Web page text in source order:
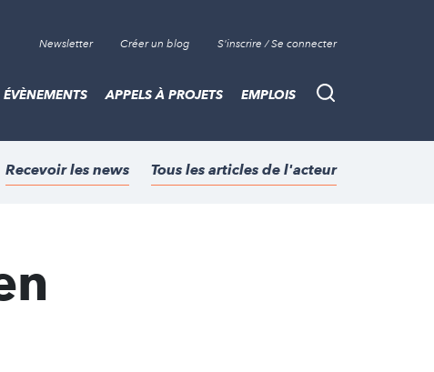
Newsletter Créer un blog S'inscrire / Se connecter
Recherche
ÉVÈNEMENTS APPELS À PROJETS EMPLOIS
Recevoir les news Tous les articles de l'acteur